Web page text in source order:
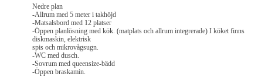
Nedre plan
-Allrum med 5 meter i takhöjd
-Matsalsbord med 12 platser
-Öppen planlösning med kök. (matplats och allrum integrerade) I köket finns
diskmaskin, elektrisk
spis och mikrovågsugn.
-WC med dusch.
-Sovrum med queensize-bädd
-Öppen braskamin.